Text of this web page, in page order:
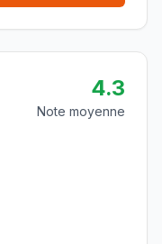
4.3
Note moyenne